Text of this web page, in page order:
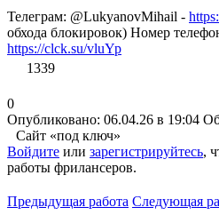
Телеграм: @LukyanovMihail -
обхода блокировок) Номер
https://clck.su/vluYp
1339
0
Опубликовано: 06.04.26 в 19:04
Сайт «под ключ»
Войдите или зарегистрируйтесь,
работы фрилансеров.
Предыдущая работа Следующая